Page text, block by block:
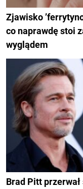
Zjawisko
co naprawdę stoi
wyglądem
Brad Pitt